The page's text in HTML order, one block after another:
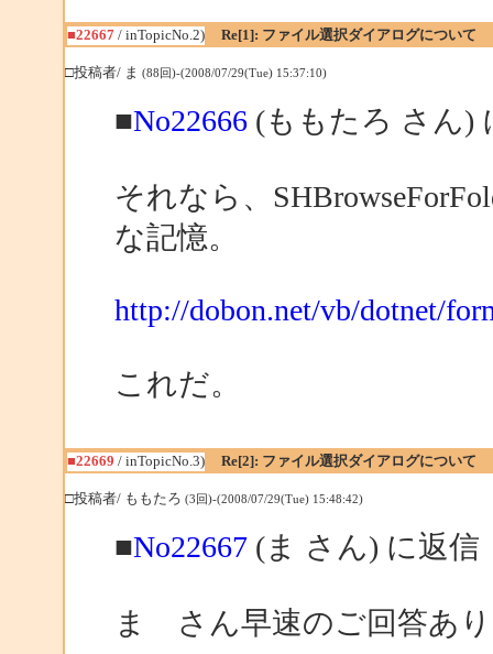
■22667/ inTopicNo.2) Re[1]: ファイル選択ダイアログについて
□投稿者/ ま (88回)-(2008/07/29(Tue) 15:37:10)
■No22666(ももたろ さん)
それなら、
な記憶。
http://dobon.net/vb/dotnet/
これだ。
■22669 / inTopicNo.3) Re[2]: ファイル選択ダイアログについて
□投稿者/ ももたろ (3回)-(2008/07/29(Tue) 15:48:42)
■No22667(ま さん) に返信
ま さん早速のご回答あ